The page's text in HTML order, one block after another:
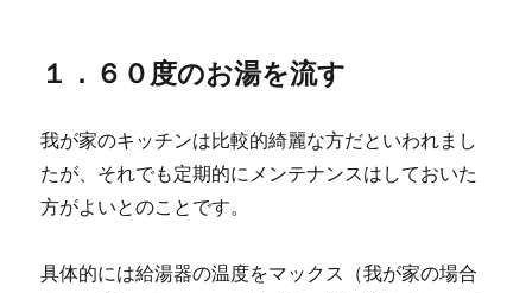
１．６０度のお湯を流す
我が家のキッチンは比較的綺麗な方だといわれまし
たが、それでも定期的にメンテナンスはしておいた
方がよいとのことです。
具体的には給湯器の温度をマックス（我が家の場合